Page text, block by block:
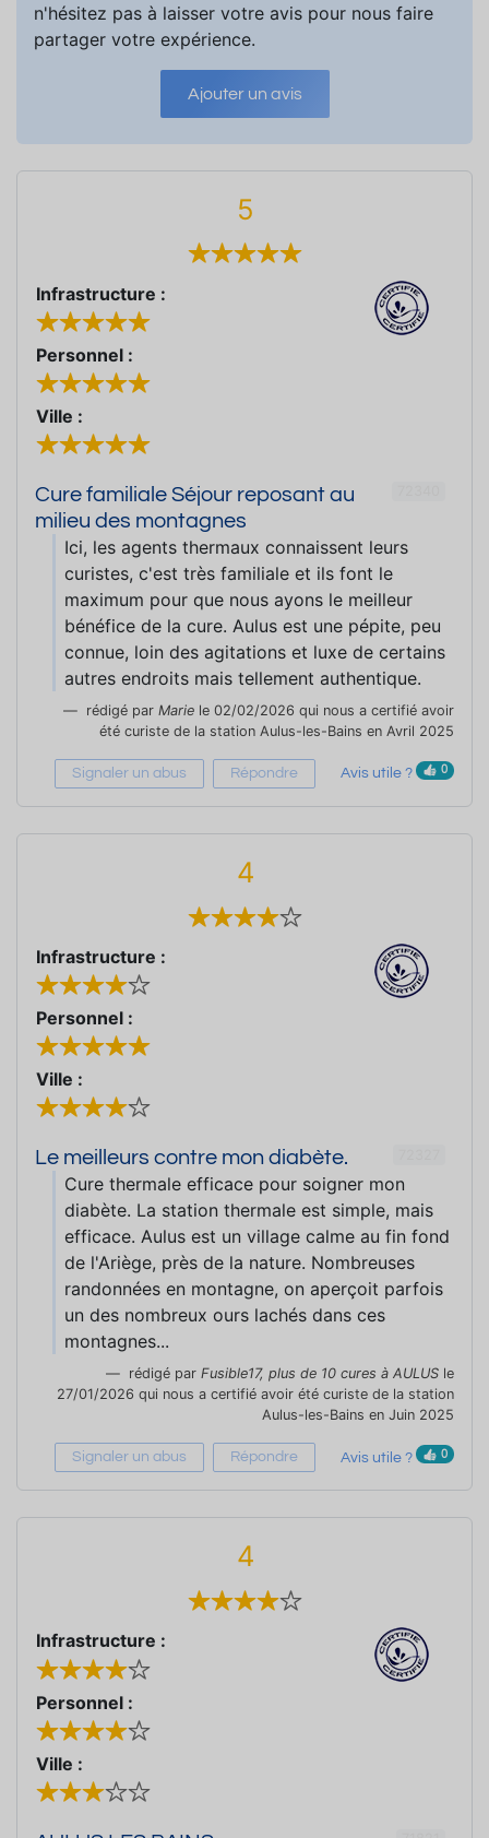
n'hésitez pas à laisser votre avis pour nous faire
partager votre expérience.
Ajouter un avis
5
Infrastructure :
Personnel :
Ville :
Cure familiale Séjour reposant au
milieu des montagnes
Ici, les agents thermaux connaissent leurs
curistes, c'est très familiale et ils font le
maximum pour que nous ayons le meilleur
bénéfice de la cure. Aulus est une pépite, peu
connue, loin des agitations et luxe de certains
autres endroits mais tellement authentique.
rédigé par Marie le 02/02/2026 qui nous a certifié avoir
été curiste de la station Aulus-les-Bains en Avril 2025
Signaler un abus Répondre Avis utile ? 0
4
Infrastructure :
Personnel :
Ville :
Le meilleurs contre mon diabète.
Cure thermale efficace pour soigner mon
diabète. La station thermale est simple, mais
efficace. Aulus est un village calme au fin fond
de l'Ariège, près de la nature. Nombreuses
randonnées en montagne, on aperçoit parfois
un des nombreux ours lachés dans ces
montagnes...
rédigé par Fusible17, plus de 10 cures à AULUS le
27/01/2026 qui nous a certifié avoir été curiste de la station
Aulus-les-Bains en Juin 2025
Signaler un abus Répondre Avis utile ? 0
4
Infrastructure :
Personnel :
Ville :